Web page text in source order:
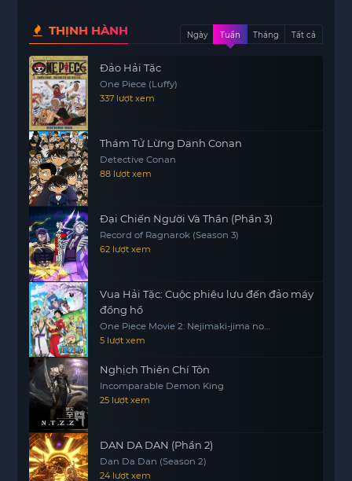
THỊNH HÀNH Ngày Tuần Tháng Tất cả
Đảo Hải Tặc
One Piece (Luffy)
337 lượt xem
Thám Tử Lừng Danh Conan
Detective Conan
88 lượt xem
Đại Chiến Người Và Thần (Phần 3)
Record of Ragnarok (Season 3)
62 lượt xem
Vua Hải Tặc: Cuộc phiêu lưu đến đảo máy
đồng hồ
One Piece Movie 2: Nejimaki-jima no
Daibouken, One Piece: Nejimakijima no
Bouken, One Piece: Nejimaki Shima no
5 lượt xem
Nghịch Thiên Chí Tôn
Incomparable Demon King
25 lượt xem
DAN DA DAN (Phần 2)
Dan Da Dan (Season 2)
24 lượt xem